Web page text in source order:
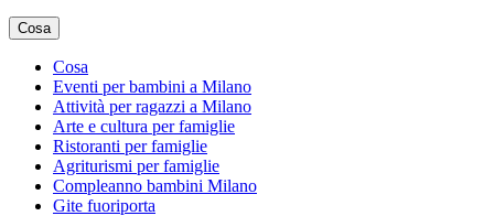
Cosa
Cosa
Eventi per bambini a Milano
Attività per ragazzi a Milano
Arte e cultura per famiglie
Ristoranti per famiglie
Agriturismi per famiglie
Compleanno bambini Milano
Gite fuoriporta